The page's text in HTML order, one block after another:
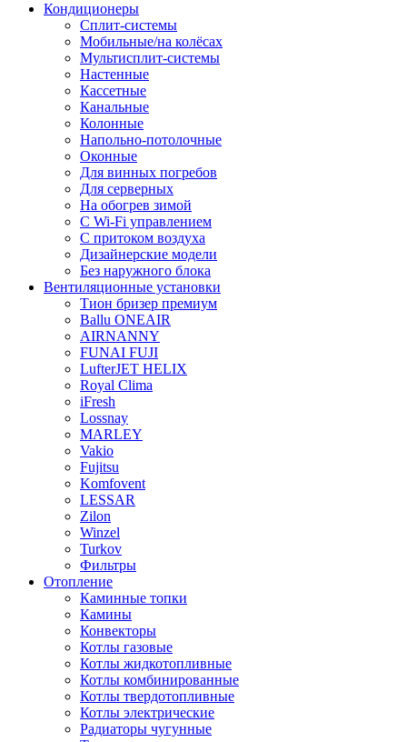
Кондиционеры
Сплит-системы
Мобильные/на колёсах
Мультисплит-системы
Настенные
Кассетные
Канальные
Колонные
Напольно-потолочные
Оконные
Для винных погребов
Для серверных
На обогрев зимой
С Wi-Fi управлением
С притоком воздуха
Дизайнерские модели
Без наружного блока
Вентиляционные установки
Тион бризер премиум
Ballu ONEAIR
AIRNANNY
FUNAI FUJI
LufterJET HELIX
Royal Clima
iFresh
Lossnay
MARLEY
Vakio
Fujitsu
Komfovent
LESSAR
Zilon
Winzel
Turkov
Фильтры
Отопление
Каминные топки
Камины
Конвекторы
Котлы газовые
Котлы жидкотопливные
Котлы комбинированные
Котлы твердотопливные
Котлы электрические
Радиаторы чугунные